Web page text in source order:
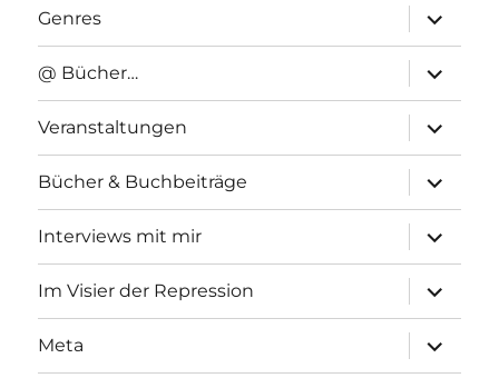
Genres
anzeigen
@ Bücher…
anzeigen
Veranstaltungen
anzeigen
Bücher & Buchbeiträge
anzeigen
Interviews mit mir
anzeigen
Im Visier der Repression
anzeigen
Meta
anzeigen